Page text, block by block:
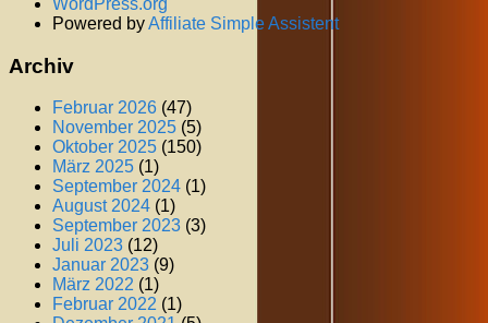
WordPress.org
Powered byAffiliate Simple Assistent
Archiv
Februar 2026 (47)
November 2025 (5)
Oktober 2025 (150)
März 2025 (1)
September 2024 (1)
August 2024 (1)
September 2023 (3)
Juli 2023 (12)
Januar 2023 (9)
März 2022 (1)
Februar 2022 (1)